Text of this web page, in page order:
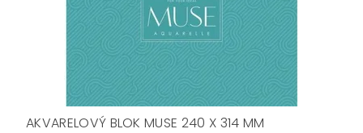
AKVARELOVÝ BLOK MUSE 240 X 314 MM